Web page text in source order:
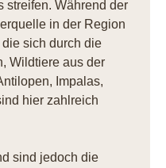
streifen. Während der
in der Region
sich durch die
Wildtiere aus der
Impalas,
hier zahlreich
sind jedoch die